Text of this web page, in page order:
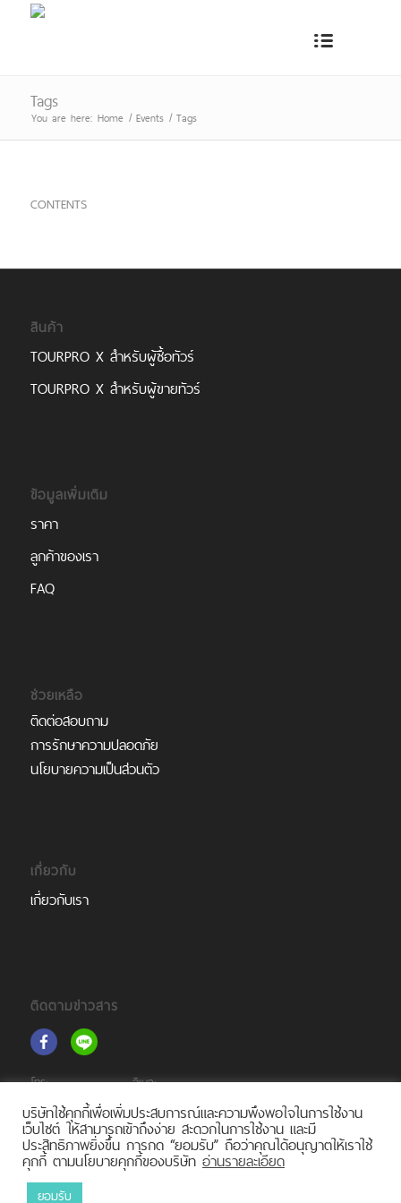
Tags
You are here: Home / Events / Tags
CONTENTS
สินค้า
TOURPRO X สำหรับผู้ซื้อทัวร์
TOURPRO X สำหรับผู้ขายทัวร์
ข้อมูลเพิ่มเติม
ราคา
ลูกค้าของเรา
FAQ
ช่วยเหลือ
ติดต่อสอบถาม
การรักษาความปลอดภัย
นโยบายความเป็นส่วนตัว
เกี่ยวกับ
เกี่ยวกับเรา
ติดตามข่าวสาร
โทร:
(+66)2 105 6261
อีเมล:
บริษัทใช้คุกกี้เพื่อเพิ่มประสบการณ์และความพึงพอใจในการใช้งาน
เว็บไซต์ ให้สามารถเข้าถึงง่าย สะดวกในการใช้งาน และมี
ประสิทธิภาพยิ่งขึ้น การกด “ยอมรับ” ถือว่าคุณได้อนุญาตให้เราใช้
คุกกี้ ตามนโยบายคุกกี้ของบริษัท อ่านรายละเอียด
ยอมรับ